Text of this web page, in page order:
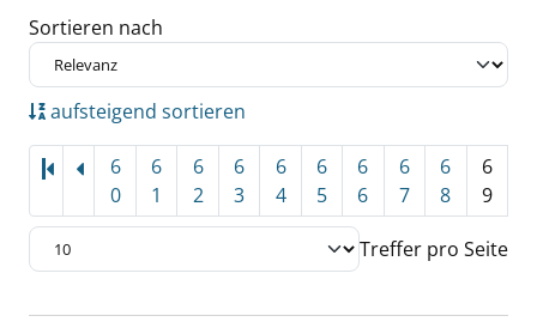
Sortieren nach
aufsteigend sortieren
6
0
6
1
6
2
6
3
6
4
6
5
6
6
6
7
6
8
6
9
Treffer pro Seite